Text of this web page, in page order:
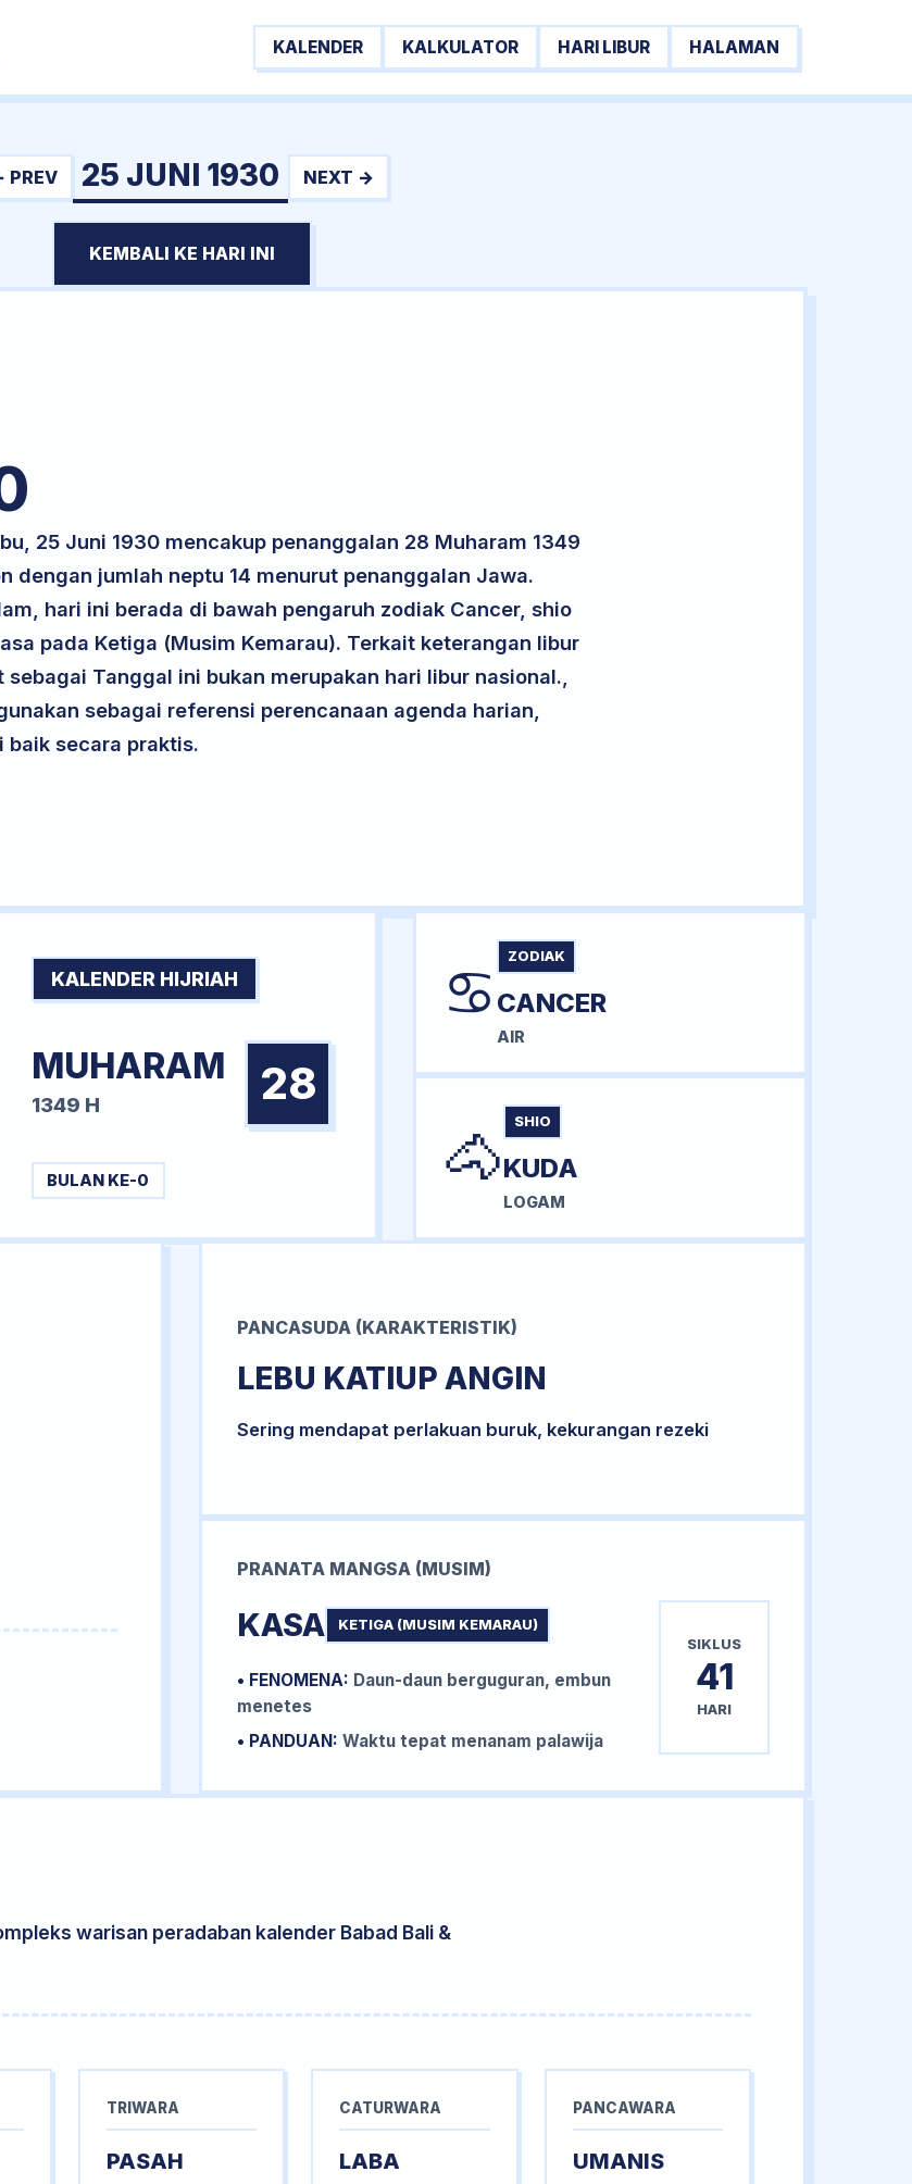
KALENDER KALKULATOR HARI LIBUR HALAMAN
PREV 25 JUNI 1930 NEXT →
KEMBALI KE HARI INI
25 Juni 1930 mencakup penanggalan 28 Muharam 1349
dengan jumlah neptu 14 menurut penanggalan Jawa.
hari ini berada di bawah pengaruh zodiak Cancer, shio
pada Ketiga (Musim Kemarau). Terkait keterangan libur
Tanggal ini bukan merupakan hari libur nasional.,
sebagai referensi perencanaan agenda harian,
baik secara praktis.
KALENDER HIJRIAH
MUHARAM
1349 H 28
BULAN KE-0
♋ ZODIAK
CANCER
AIR
🐴 SHIO
KUDA
LOGAM
PANCASUDA (KARAKTERISTIK)
LEBU KATIUP ANGIN
Sering mendapat perlakuan buruk, kekurangan rezeki
PRANATA MANGSA (MUSIM)
KASA KETIGA (MUSIM KEMARAU)
• FENOMENA: Daun-daun berguguran, embun
menetes
• PANDUAN: Waktu tepat menanam palawija
SIKLUS
41
HARI
warisan peradaban kalender Babad Bali &
TRIWARA
PASAH
CATURWARA
LABA
PANCAWARA
UMANIS